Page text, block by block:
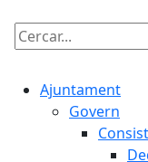
Cercar:
Ajuntament
Govern